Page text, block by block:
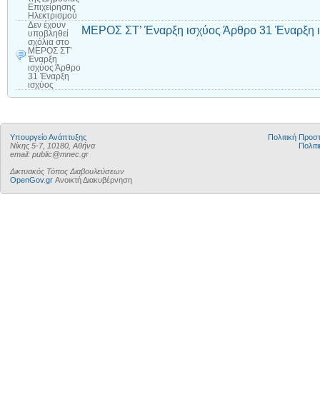
Επιχείρησης
Ηλεκτρισμού
Δεν έχουν
υποβληθεί
σχόλια στο
ΜΕΡΟΣ ΣΤ’
Έναρξη
ισχύος Άρθρο
31 Έναρξη
ισχύος
ΜΕΡΟΣ ΣΤ’ Έναρξη ισχύος Άρθρο 31 Έναρξη
Υπουργείο Ανάπτυξης
Νίκης 5-7, 10180, Αθήνα
email: public@mnec.gr
Δικτυακός Τόπος Διαβουλεύσεων
OpenGov.gr Ανοικτή Διακυβέρνηση
Πολιτική